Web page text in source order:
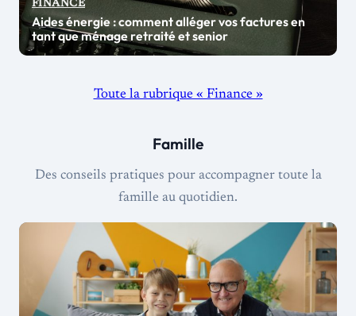
FINANCE
Aides énergie : comment alléger vos factures en
tant que ménage retraité et senior
Toute la rubrique « Finance »
Famille
Des conseils pratiques pour accompagner toute la
famille au quotidien.